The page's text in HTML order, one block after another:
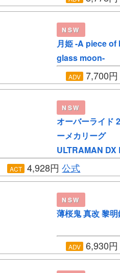
NSW
月姫 -A piece of
glass moon-
ADV 7,700
NSW
オーバーライド
ーメカリーグ
ULTRAMAN
ACT 4,928円公式
NSW
薄桜鬼 真改 黎
ADV 6,930